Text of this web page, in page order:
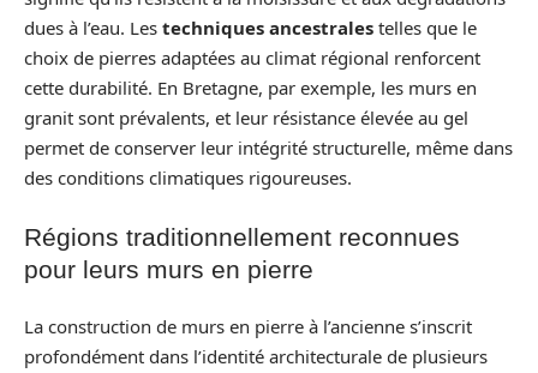
dues à l’eau. Les techniques ancestrales telles que le
choix de pierres adaptées au climat régional renforcent
cette durabilité. En Bretagne, par exemple, les murs en
granit sont prévalents, et leur résistance élevée au gel
permet de conserver leur intégrité structurelle, même dans
des conditions climatiques rigoureuses.
Régions traditionnellement reconnues
pour leurs murs en pierre
La construction de murs en pierre à l’ancienne s’inscrit
profondément dans l’identité architecturale de plusieurs